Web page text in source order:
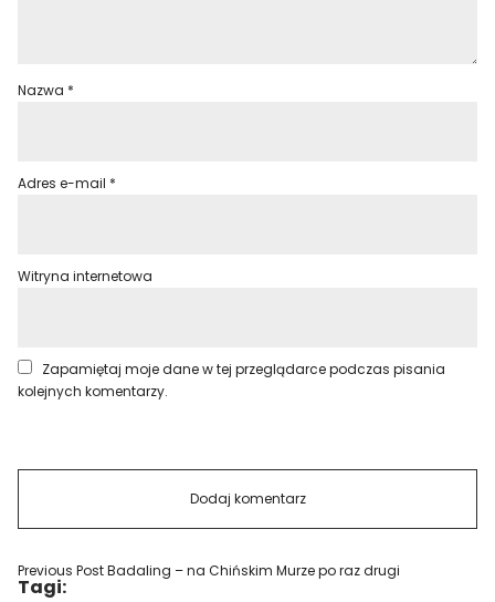
Nazwa *
Adres e-mail *
Witryna internetowa
Zapamiętaj moje dane w tej przeglądarce podczas pisania
kolejnych komentarzy.
Previous PostBadaling – na Chińskim Murze po raz drugi
Tagi: